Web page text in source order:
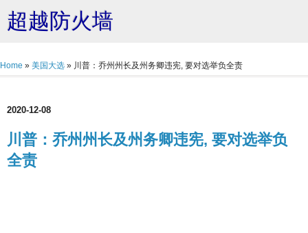
超越防火墙
Home » 美国大选 » 川普：乔州州长及州务卿违宪, 要对选举负全责
2020-12-08
川普：乔州州长及州务卿违宪, 要对选举负
全责